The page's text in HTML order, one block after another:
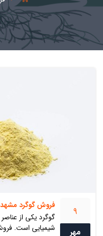
9
مهر
فروش گوگرد مشهد
گوگرد یکی از
شیمیایی است.